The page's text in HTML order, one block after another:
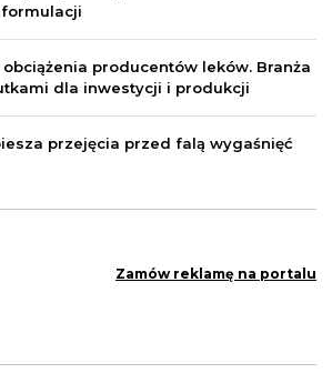
producentów leków. Branża
dla inwestycji i produkcji
przejęcia przed falą wygaśnięć
Zamów reklamę na portalu